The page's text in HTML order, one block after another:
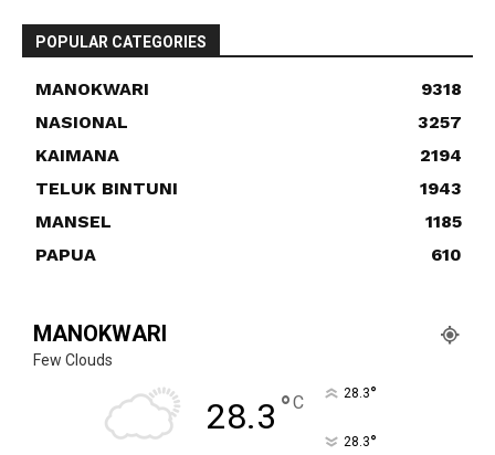
POPULAR CATEGORIES
MANOKWARI
9318
NASIONAL
3257
KAIMANA
2194
TELUK BINTUNI
1943
MANSEL
1185
PAPUA
610
MANOKWARI
Few Clouds
28.3 °C 28.3°
28.3°